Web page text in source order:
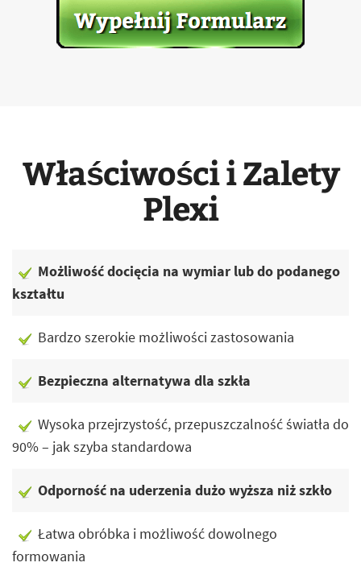
Właściwości i Zalety
Plexi
Możliwość docięcia na wymiar lub do podanego
kształtu
Bardzo szerokie możliwości zastosowania
Bezpieczna alternatywa dla szkła
Wysoka przejrzystość, przepuszczalność światła do
90% – jak szyba standardowa
Odporność na uderzenia dużo wyższa niż szkło
Łatwa obróbka i możliwość dowolnego
formowania